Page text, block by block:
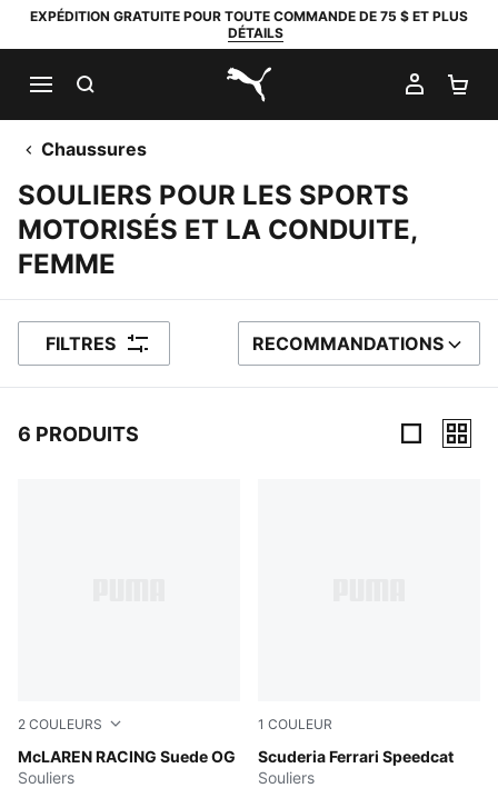
EXPÉDITION GRATUITE POUR TOUTE COMMANDE DE 75 $ ET PLUS
DÉTAILS
PUMA.com
MON
Chaussures
SOULIERS POUR LES SPORTS
MOTORISÉS ET LA CONDUITE,
FEMME
FILTRES TRIER PAR
RECOMMANDATIONS
6 PRODUITS
2 COULEURS
McLAREN RACING Suede OG
PUMA Black-Papaya
Souliers
1 COULEUR
Scuderia Ferrari Speedcat
Rosso Corsa-PUMA Black
Souliers